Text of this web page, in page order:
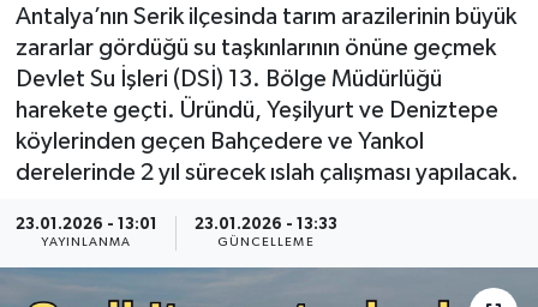
Antalya’nın Serik ilçesinda tarım arazilerinin büyük
zararlar gördüğü su taşkınlarının önüne geçmek
Devlet Su İşleri (DSİ) 13. Bölge Müdürlüğü
harekete geçti. Üründü, Yeşilyurt ve Deniztepe
köylerinden geçen Bahçedere ve Yankol
derelerinde 2 yıl sürecek ıslah çalışması yapılacak.
23.01.2026 - 13:01
YAYINLANMA
23.01.2026 - 13:33
GÜNCELLEME
Spor
Yaşam
Asayiş
Eğitim
Tüm Manşetler
Son Dakika Haberleri
Haber Arşivi